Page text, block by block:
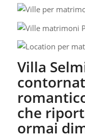
Villa
che
ormai